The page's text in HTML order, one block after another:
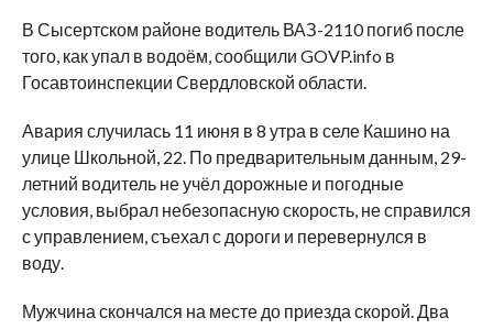
В Сысертском районе водитель ВАЗ-2110 погиб после
того, как упал в водоём, сообщили GOVP.info в
Госавтоинспекции Свердловской области.
Авария случилась 11 июня в 8 утра в селе Кашино на
улице Школьной, 22. По предварительным данным, 29-
летний водитель не учёл дорожные и погодные
условия, выбрал небезопасную скорость, не справился
с управлением, съехал с дороги и перевернулся в
воду.
Мужчина скончался на месте до приезда скорой. Два